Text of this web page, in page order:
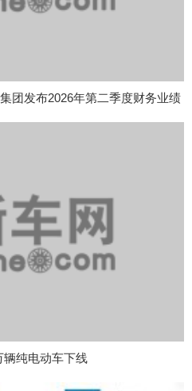
团发布2026年第二季度财务业绩
辆纯电动车下线